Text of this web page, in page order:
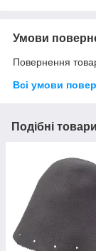
Умови
Повернення
Всі умови
Подібні